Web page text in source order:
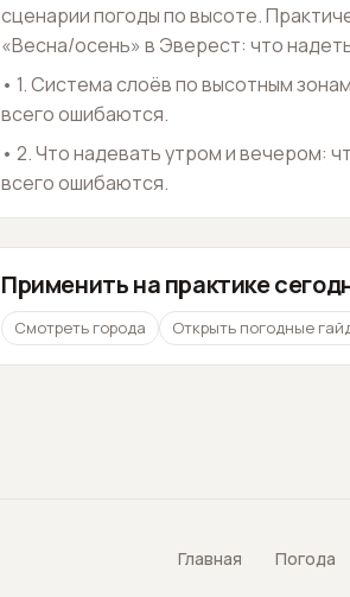
сценарии погоды по высоте.
«Весна/осень» в Эверест: что
• 1. Система слоёв по высотным
всего ошибаются.
• 2. Что надевать утром и вечером:
всего ошибаются.
Применить на практике
Смотреть города Открыть погодные
Главная Погода